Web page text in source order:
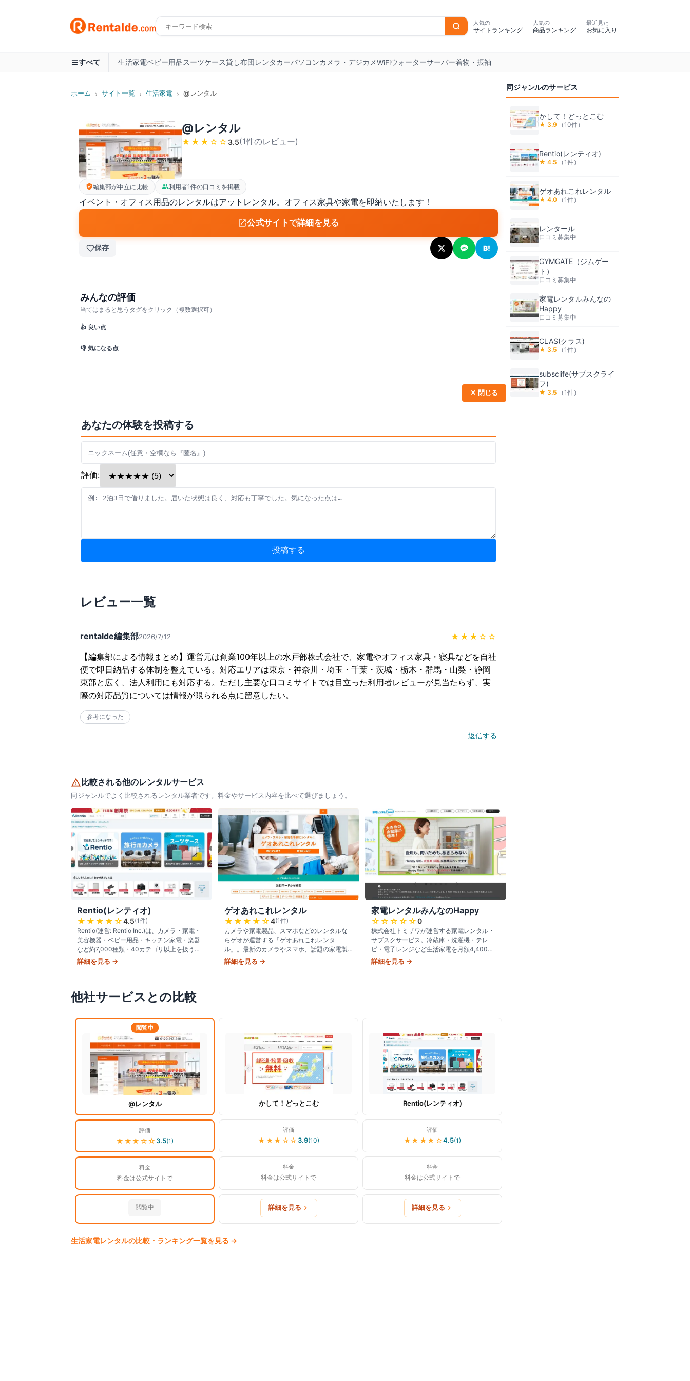
人気の
サイトランキング
人気の
商品ランキング
最近見た
お気に入り
すべて 生活家電ベビー用品スーツケース貸し布団レンタカーパソコンカメラ・デジカメWiFiウォーターサーバー着物・振袖
ホーム › サイト一覧 › 生活家電 › @レンタル
@レンタル
★★★ ☆☆ 3.5(1件のレビュー)
編集部が中立に比較 利用者1件の口コミを掲載
イベント・オフィス用品のレンタルはアットレンタル。オフィス家具や家電を即納いたします！
公式サイトで詳細を見る
保存 B!
みんなの評価
当てはまると思うタグをクリック（複数選択可）
👍 良い点
👎 気になる点
✕ 閉じる
あなたの体験を投稿する
評価:
投稿する
レビュー一覧
rentalde編集部2026/7/12 ★★★ ☆☆
【編集部による情報まとめ】運営元は創業100年以上の水戸部株式会社で、家電やオフィス家具・寝具などを自社
便で即日納品する体制を整えている。対応エリアは東京・神奈川・埼玉・千葉・茨城・栃木・群馬・山梨・静岡
東部と広く、法人利用にも対応する。ただし主要な口コミサイトでは目立った利用者レビューが見当たらず、実
際の対応品質については情報が限られる点に留意したい。
参考になった
返信する
比較される他のレンタルサービス
同ジャンルでよく比較されるレンタル業者です。料金やサービス内容を比べて選びましょう。
Rentio(レンティオ)
★★★★ ☆4.5(1件)
Rentio(運営: Rentio Inc.)は、カメラ・家電・
美容機器・ベビー用品・キッチン家電・楽器
など約7,000種類・40カテゴリ以上を扱う国
内最大級のレンタル専門サービス。最短1日か
ら選べる
詳細を見る →
ゲオあれこれレンタル
★★★★ ☆4(1件)
カメラや家電製品、スマホなどのレンタルな
らゲオが運営する「ゲオあれこれレンタ
ル」。最新のカメラやスマホ、話題の家電製
品をカンタン、お得にレンタルして利用した
り試したりできます。
詳細を見る →
家電レンタルみんなのHappy
☆☆☆☆☆0
株式会社トミザワが運営する家電レンタル・
サブスクサービス。冷蔵庫・洗濯機・テレ
ビ・電子レンジなど生活家電を月額4,400
円〜で提供。配送・設置・回収・故障時の交
換まで全て込みで、最短30日からレンタル
詳細を見る →
他社サービスとの比較
閲覧中
@レンタル かして！どっとこむ Rentio(レンティオ)
評価
★★★ ☆☆ 3.5(1)
評価
★★★ ☆☆ 3.9(10)
評価
★★★★ ☆4.5(1)
料金
料金は公式サイトで
料金
料金は公式サイトで
料金
料金は公式サイトで
閲覧中 詳細を見る 詳細を見る
生活家電レンタルの比較・ランキング一覧を見る →
同ジャンルのサービス
かして！どっとこむ
★ 3.9 （10件）
Rentio(レンティオ)
★ 4.5 （1件）
ゲオあれこれレンタル
★ 4.0 （1件）
レンタール
口コミ募集中
GYMGATE（ジムゲー
ト）
口コミ募集中
家電レンタルみんなの
Happy
口コミ募集中
CLAS(クラス)
★ 3.5 （1件）
subsclife(サブスクライ
フ)
★ 3.5 （1件）